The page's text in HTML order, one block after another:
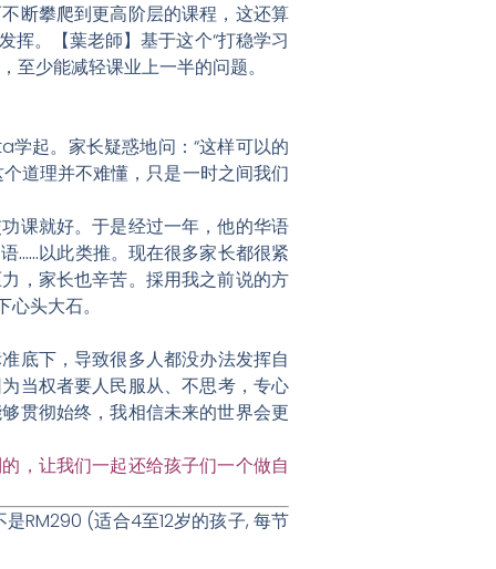
断攀爬到更高阶层的课程，这还算
挥。【葉老師】基于这个“打稳学习
至少能减轻课业上一半的问题。
起。家长疑惑地问：“这样可以的
道理并不难懂，只是一时之间我们
课就好。于是经过一年，他的华语
……以此类推。现在很多家长都很紧
，家长也辛苦。採用我之前说的方
头大石。
底下，导致很多人都没办法发挥自
当权者要人民服从、不思考，专心
贯彻始终，我相信未来的世界会更
，让我们一起还给孩子们一个做自
是RM290 (适合4至12岁的孩子, 每节